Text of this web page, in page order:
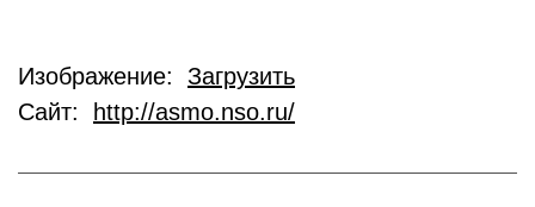
Изображение: Загрузить
Сайт:
http://asmo.nso.ru/